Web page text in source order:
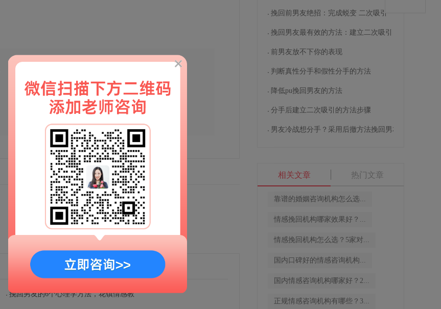
扫一扫
解锁更多情感秘籍
挽回男友的6个心理学方法，花镇情感教
挽回前男友绝招：完成蜕变 二次吸引
挽回男友最有效的方法：建立二次吸引
前男友放不下你的表现
判断真性分手和假性分手的方法
降低pu挽回男友的方法
分手后建立二次吸引的方法步骤
男友冷战想分手？采用后撤方法挽回男友
相关文章 热门文章
靠谱的婚姻咨询机构怎么选...
情感挽回机构哪家效果好？...
情感挽回机构怎么选？5家对...
国内口碑好的情感咨询机构...
国内情感咨询机构哪家好？2...
正规情感咨询机构有哪些？3...